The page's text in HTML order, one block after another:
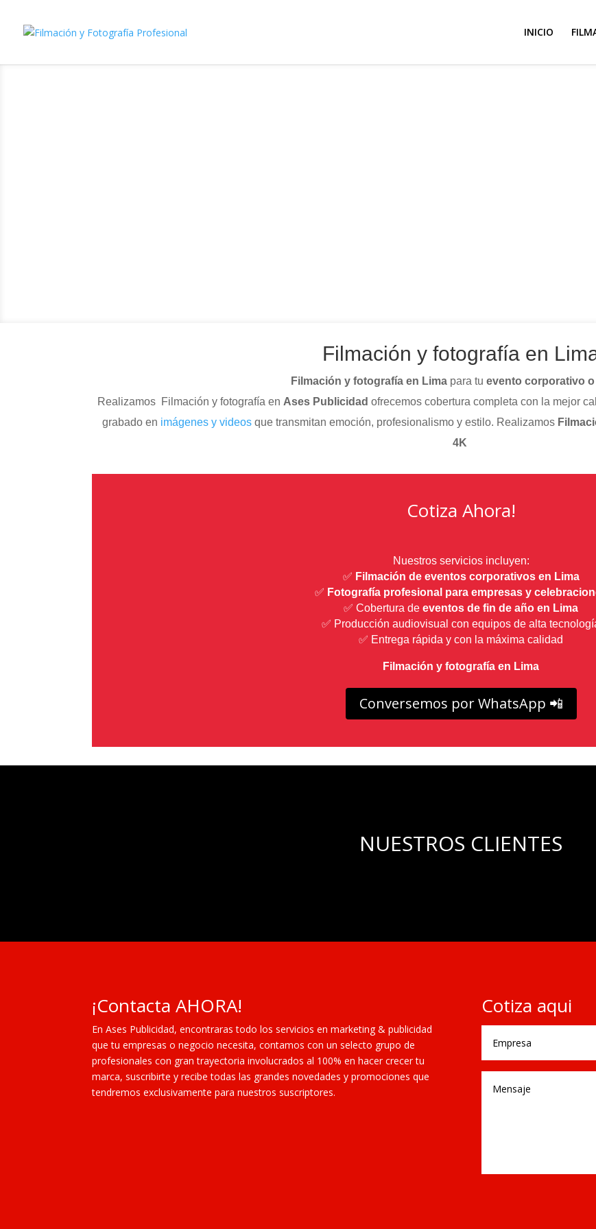
INICIO
Filmación y fotografía en
Filmación y fotografía en Lima para tu evento corporativo
Realizamos Filmación y fotografía en Ases Publicidad ofrecemos cobertura completa con la mejor
grabado en imágenes y videosque transmitan emoción, profesionalismo y estilo. Realizamos
4K
Cotiza Ahora!
Nuestros servicios incluyen:
✅ Filmación de eventos corporativos en Lima
✅ Fotografía profesional para empresas y
✅ Cobertura de eventos de fin de año en Lima
✅ Producción audiovisual con equipos de alta
✅ Entrega rápida y con la máxima calidad
Filmación y fotografía en Lima
Conversemos por WhatsApp 📲
NUESTROS CLIENTES
¡Contacta AHORA!
En Ases Publicidad, encontraras todo los servicios en marketing & publicidad
que tu empresas o negocio necesita, contamos con un selecto grupo de
profesionales con gran trayectoria involucrados al 100% en hacer crecer tu
marca, suscribirte y recibe todas las grandes novedades y promociones que
tendremos exclusivamente para nuestros suscriptores.
Cotiza aqui